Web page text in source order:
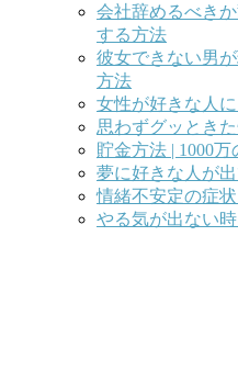
会社辞めるべき
する方法
彼女できない男
方法
女性が好きな人
思わずグッとき
貯金方法 | 1000
夢に好きな人が
情緒不安定の症
やる気が出ない